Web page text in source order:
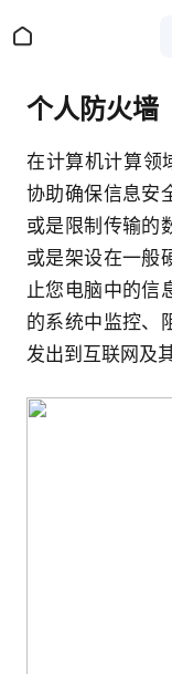
个人防火墙
在计算机计算领
协助确保信息安
或是限制传输的
或是架设在一般
止您电脑中的信
的系统中监控、
发出到互联网及